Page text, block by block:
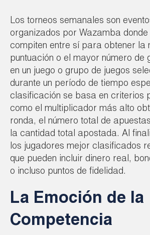
Los torneos semanales son
organizados por Wazamba donde
compiten entre sí para obtener la
puntuación o el mayor número de
en un juego o grupo de juegos
durante un período de tiempo
clasificación se basa en criterios
como el multiplicador más alto
ronda, el número total de
la cantidad total apostada. Al
los jugadores mejor clasificados
que pueden incluir dinero real,
o incluso puntos de fidelidad.
La Emoción de la
Competencia